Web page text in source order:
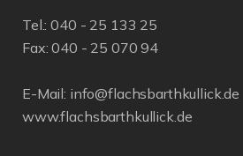
Tel.:040 - 25 133 25
Fax: 040 - 25 070 94
E-Mail: info@flachsbarthkullick.de
www.flachsbarthkullick.de